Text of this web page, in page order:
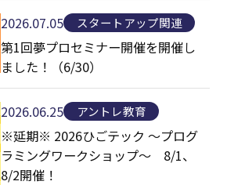
2026.07.05 スタートアップ関連
第1回夢プロセミナー開催を開催し
ました！（6/30）
2026.06.25 アントレ教育
※延期※ 2026ひごテック ～プログ
ラミングワークショップ～ 8/1、
8/2開催！